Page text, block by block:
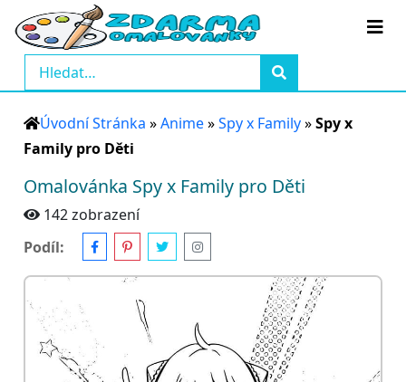
Úvodní Stránka »Anime»Spy x Family»Spy x
Family pro Děti
Omalovánka Spy x Family pro Děti
142 zobrazení
Podíl: